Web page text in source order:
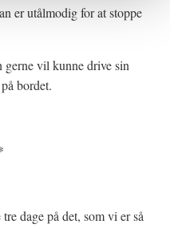
er utålmodig for at stoppe
vil kunne drive sin
bordet.
dage på det, som vi er så